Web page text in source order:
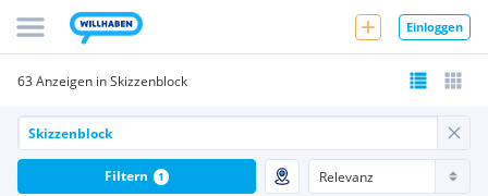
Einloggen
63 Anzeigen in Skizzenblock
Filtern 1